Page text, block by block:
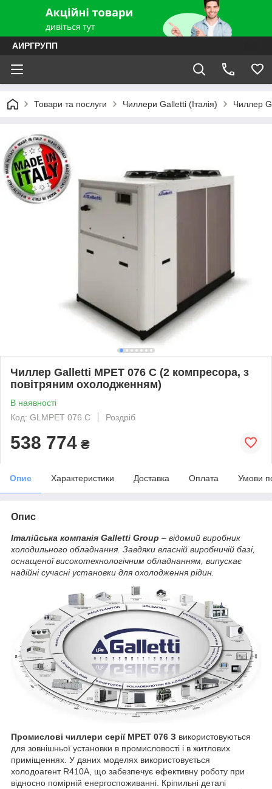
АИРГРУПП
Товари та послуги Чиллери Galletti (Італія) Чиллер
Чиллер Galletti МРЕТ 076 C (2 компресора, з
повітряним охолодженням)
В наявності
Код: GLMPET 076 C
Роздріб
538 774 ₴
Опис Характеристики Доставка Оплата Умови
Опис
Італійська компанія Galletti Group – відомий виробник
холодильного обладнання. Завдяки власній виробничій базі,
оснащеної високотехнологічним обладнанням, випускає
надійні сучасні установки для охолодження рідин.
Промислові чиллери серії MPET 076 З використовуються
для зовнішньої установки в промисловості і в житлових
приміщеннях. У даних моделях використовується
холодоагент R410A, що забезпечує ефективну роботу при
відносно помірній енергоспоживанні. Кріпильні деталі